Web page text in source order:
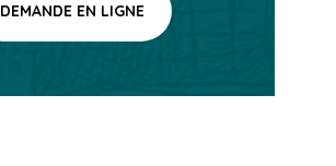
DEMANDE EN LIGNE